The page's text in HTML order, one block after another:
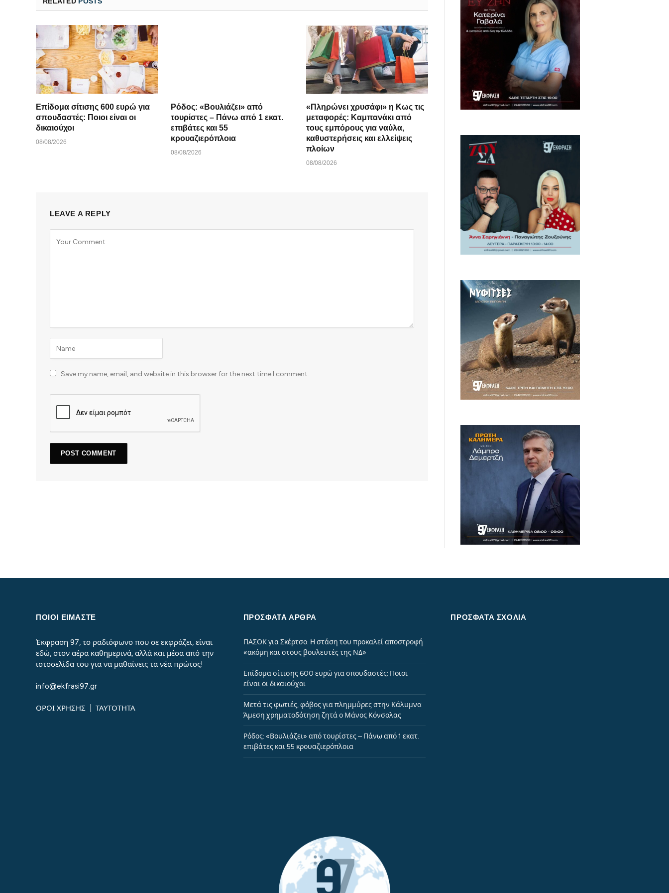
Επίδομα σίτισης 600 ευρώ για
σπουδαστές: Ποιοι είναι οι
δικαιούχοι
08/08/2026
Ρόδος: «Βουλιάζει» από
τουρίστες – Πάνω από 1 εκατ.
επιβάτες και 55
κρουαζιερόπλοια
08/08/2026
«Πληρώνει χρυσάφι» η Κως τις
μεταφορές: Καμπανάκι από
τους εμπόρους για ναύλα,
καθυστερήσεις και ελλείψεις
πλοίων
08/08/2026
LEAVE A REPLY
Save my name, email, and website in this browser for the next time I comment.
ΠΟΙΟΙ ΕΙΜΑΣΤΕ
Έκφραση 97, το ραδιόφωνο που σε εκφράζει, είναι
εδώ, στον αέρα καθημερινά, αλλά και μέσα από την
ιστοσελίδα του για να μαθαίνεις τα νέα πρώτος!
info@ekfrasi97.gr
ΟΡΟΙ ΧΡΗΣΗΣ ΤΑΥΤΟΤΗΤΑ
ΠΡΌΣΦΑΤΑ ΆΡΘΡΑ
ΠΑΣΟΚ για Σκέρτσο: Η στάση του προκαλεί αποστροφή
«ακόμη και στους βουλευτές της ΝΔ»
Επίδομα σίτισης 600 ευρώ για σπουδαστές: Ποιοι
είναι οι δικαιούχοι
Μετά τις φωτιές, φόβος για πλημμύρες στην Κάλυμνο:
Άμεση χρηματοδότηση ζητά ο Μάνος Κόνσολας
Ρόδος: «Βουλιάζει» από τουρίστες – Πάνω από 1 εκατ.
επιβάτες και 55 κρουαζιερόπλοια
ΠΡΌΣΦΑΤΑ ΣΧΌΛΙΑ